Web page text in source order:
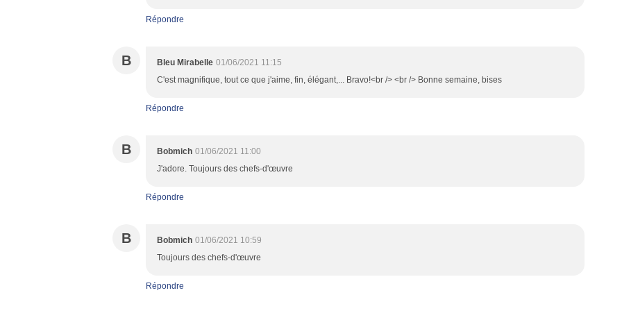
Répondre
B Bleu Mirabelle 01/06/2021 11:15
C'est magnifique, tout ce que j'aime, fin, élégant,... Bravo!<br /> <br /> Bonne semaine, bises
Répondre
B Bobmich 01/06/2021 11:00
J'adore. Toujours des chefs-d'œuvre
Répondre
B Bobmich 01/06/2021 10:59
Toujours des chefs-d'œuvre
Répondre